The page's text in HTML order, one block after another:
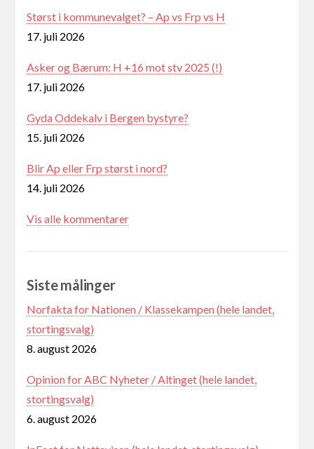
Størst i kommunevalget? – Ap vs Frp vs H
17. juli 2026
Asker og Bærum: H +16 mot stv 2025 (!)
17. juli 2026
Gyda Oddekalv i Bergen bystyre?
15. juli 2026
Blir Ap eller Frp størst i nord?
14. juli 2026
Vis alle kommentarer
Siste målinger
Norfakta for Nationen / Klassekampen (hele landet,
stortingsvalg)
8. august 2026
Opinion for ABC Nyheter / Altinget (hele landet,
stortingsvalg)
6. august 2026